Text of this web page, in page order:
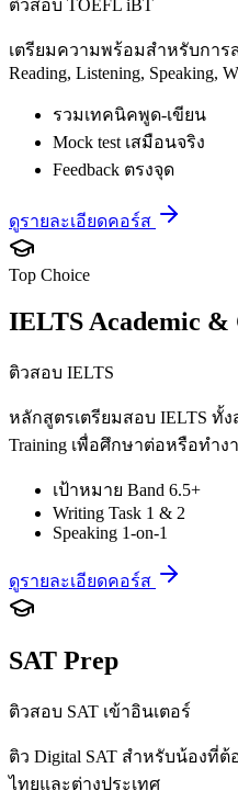
ติวสอบ TOEFL iBT
เตรียมความพร้อมสำหรับการ
Reading, Listening, Speaking,
รวมเทคนิคพูด-เขียน
Mock test เสมือนจริง
Feedback ตรงจุด
ดูรายละเอียดคอร์ส
Top Choice
IELTS Academic &
ติวสอบ IELTS
หลักสูตรเตรียมสอบ IELTS ทั้ง
Training เพื่อศึกษาต่อหรือทำง
เป้าหมาย Band 6.5+
Writing Task 1 & 2
Speaking 1-on-1
ดูรายละเอียดคอร์ส
SAT Prep
ติวสอบ SAT เข้าอินเตอร์
ติว Digital SAT สำหรับน้องที่
ไทยและต่างประเทศ